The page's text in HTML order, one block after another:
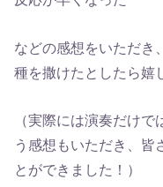
などの感想をいただき
種を撒けたとしたら嬉
（実際には演奏だけ
う感想もいただき、皆
とができました！）